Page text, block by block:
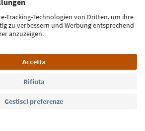
Iscriviti alla newsletter